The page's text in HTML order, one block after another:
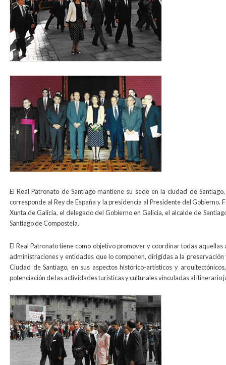
El Real Patronato de Santiago mantiene su sede en la ciudad de
corresponde al Rey de España y la presidencia al Presidente del
Xunta de Galicia, el delegado del Gobierno en Galicia, el alcalde de
Santiago de Compostela.
El Real Patronato tiene como objetivo promover y coordinar todas
administraciones y entidades que lo componen, dirigidas a la
Ciudad de Santiago, en sus aspectos histórico-artísticos y
potenciación de las actividades turísticas y culturales vinculadas al itinerario
1993.jpg